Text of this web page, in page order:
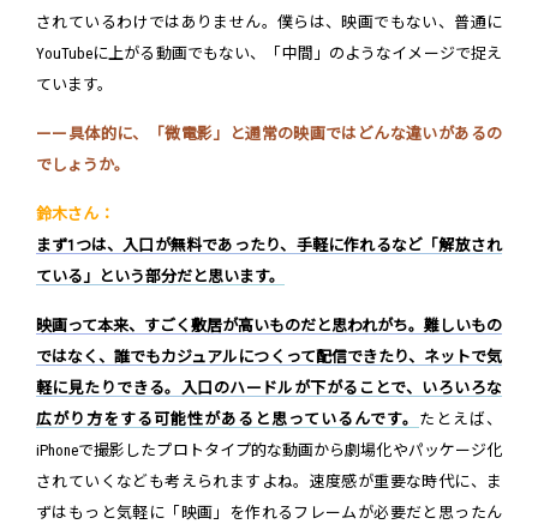
されているわけではありません。僕らは、映画でもない、普通に
YouTubeに上がる動画でもない、「中間」のようなイメージで捉え
ています。
ーー具体的に、「微電影」と通常の映画ではどんな違いがあるの
でしょうか。
鈴木さん：
まず1つは、入口が無料であったり、手軽に作れるなど「解放され
ている」という部分だと思います。
映画って本来、すごく敷居が高いものだと思われがち。難しいもの
ではなく、誰でもカジュアルにつくって配信できたり、ネットで気
軽に見たりできる。入口のハードルが下がることで、いろいろな
広がり方をする可能性があると思っているんです。 たとえば、
iPhoneで撮影したプロトタイプ的な動画から劇場化やパッケージ化
されていくなども考えられますよね。速度感が重要な時代に、ま
ずはもっと気軽に「映画」を作れるフレームが必要だと思ったん